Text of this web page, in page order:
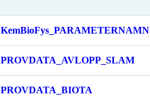
KemBioFys_PARAMETERNAMN
PROVDATA_AVLOPP_SLAM
PROVDATA_BIOTA